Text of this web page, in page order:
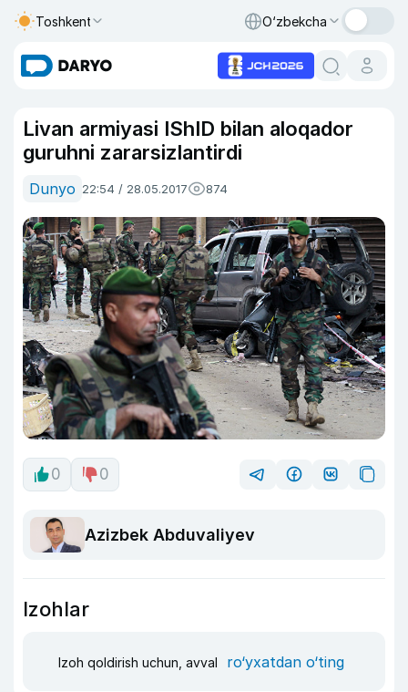
Toshkent O‘zbekcha
Livan armiyasi IShID bilan aloqador
guruhni zararsizlantirdi
Dunyo 22:54 / 28.05.2017 874
0 0
Azizbek Abduvaliyev
Izohlar
Izoh qoldirish uchun, avval ro‘yxatdan o‘ting